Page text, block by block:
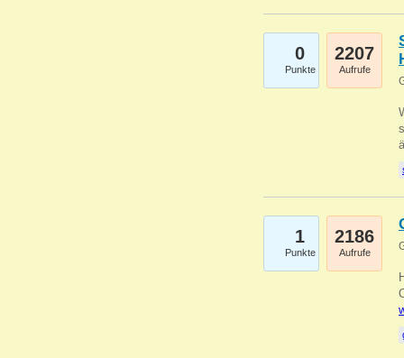
0
Punkte
2207
Aufrufe
1
Punkte
2186
Aufrufe